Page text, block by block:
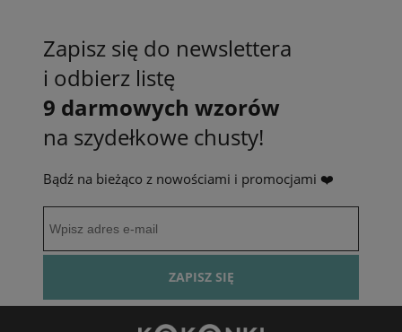
Zapisz się do newslettera
i odbierz listę
9 darmowych wzorów
na szydełkowe chusty!
Bądź na bieżąco z nowościami i promocjami ❤️
ZAPISZ SIĘ